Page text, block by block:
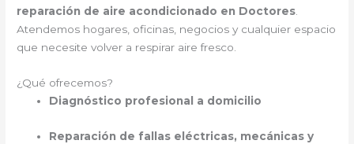
reparación de aire acondicionado en Doctores
Atendemos hogares, oficinas, negocios y cualquier espacio
que necesite volver a respirar aire fresco.
¿Qué ofrecemos?
Diagnóstico profesional a domicilio
Reparación de fallas eléctricas, mecánicas y